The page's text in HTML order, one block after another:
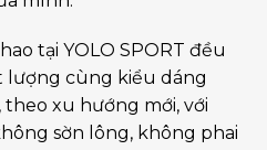
tại YOLO SPORT đều
lượng cùng kiểu dáng
xu hướng mới, với
sờn lông, không phai